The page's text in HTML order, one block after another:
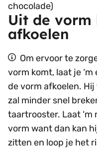
chocolade)
Uit de vorm
afkoelen
Om ervoor te
vorm komt, laat je
de vorm afkoelen.
zal minder snel
taartrooster. Laat ‘m
vorm want dan kan
zitten en loop je het